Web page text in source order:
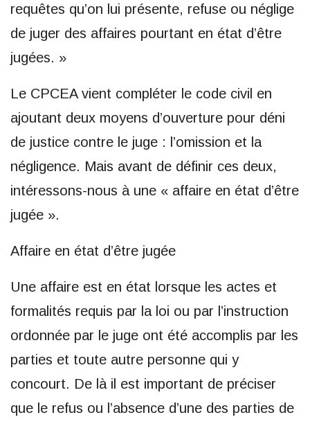
requêtes qu’on lui présente, refuse ou néglige
de juger des affaires pourtant en état d’être
jugées. »
Le CPCEA vient compléter le code civil en
ajoutant deux moyens d’ouverture pour déni
de justice contre le juge : l’omission et la
négligence. Mais avant de définir ces deux,
intéressons-nous à une « affaire en état d’être
jugée ».
Affaire en état d’être jugée
Une affaire est en état lorsque les actes et
formalités requis par la loi ou par l’instruction
ordonnée par le juge ont été accomplis par les
parties et toute autre personne qui y
concourt. De là il est important de préciser
que le refus ou l’absence d’une des parties de